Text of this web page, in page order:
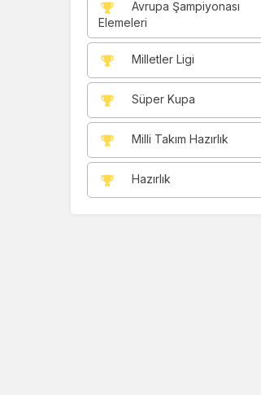
Avrupa Şampiyonası
Elemeleri
Milletler Ligi
Süper Kupa
Milli Takım Hazırlık
Hazırlık